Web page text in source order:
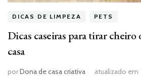
DICAS DE LIMPEZA PETS
Dicas caseiras para tirar cheiro
casa
porDona de casa criativa atualizado em